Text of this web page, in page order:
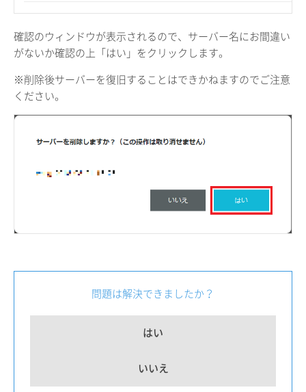
確認のウィンドウが表示されるので、サーバー名にお間違い
がないか確認の上「はい」をクリックします。
※削除後サーバーを復旧することはできかねますのでご注意
ください。
問題は解決できましたか？
はい
いいえ